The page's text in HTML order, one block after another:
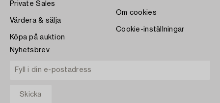
Private Sales
Värdera & sälja
Köpa på auktion
Om cookies
Cookie-inställningar
Nyhetsbrev